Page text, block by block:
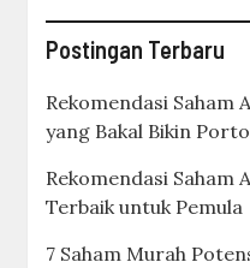
Postingan Terbaru
Rekomendasi Saham
yang Bakal Bikin
Rekomendasi Saham
Terbaik untuk Pemula
7 Saham Murah